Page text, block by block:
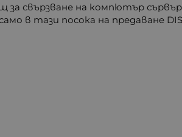
за свързване на компютър
в тази посока на предаване